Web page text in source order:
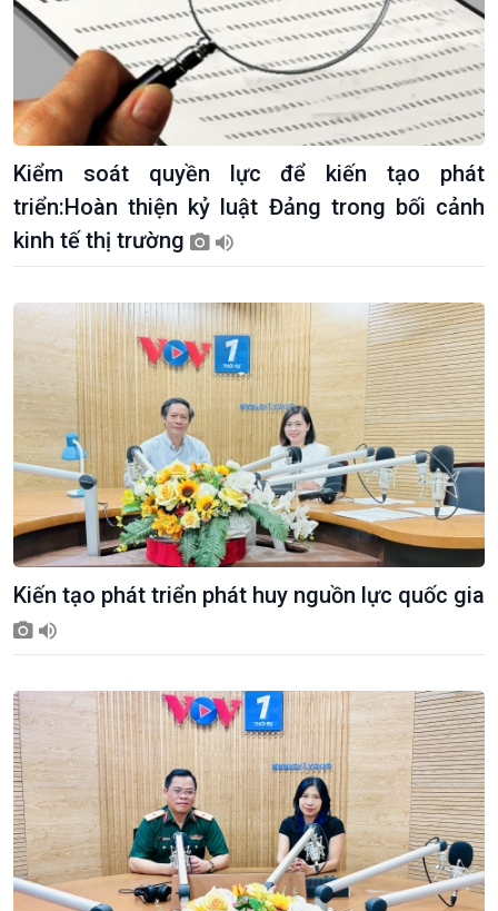
Kinh tế
Tin Kinh tế
Nông nghiệp & Biển đảo
Tin Nông nghiệp & Biển
Kiểm soát quyền lực để kiến tạo phát
triển:Hoàn thiện kỷ luật Đảng trong bối cảnh
kinh tế thị trường
Kiến tạo phát triển phát huy nguồn lực quốc gia